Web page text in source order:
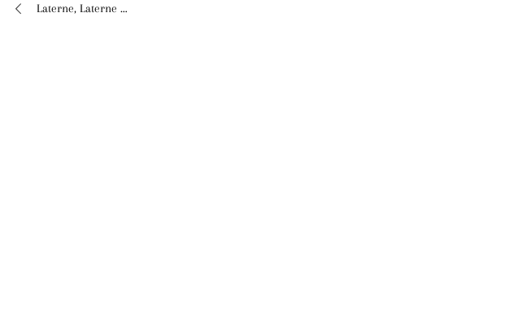
Beitragsnavigation
Laterne, Laterne …